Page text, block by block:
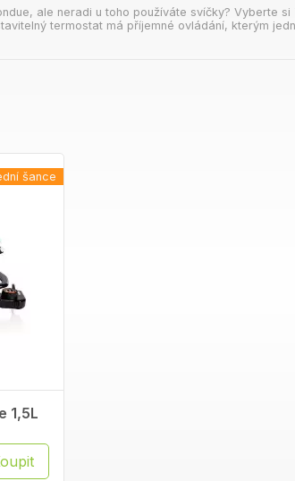
ale neradi u toho používáte svíčky? Vyberte si
termostat má příjemné ovládání, kterým
Fondue pánev může opláchnout a pak čistit
1,5L
šance